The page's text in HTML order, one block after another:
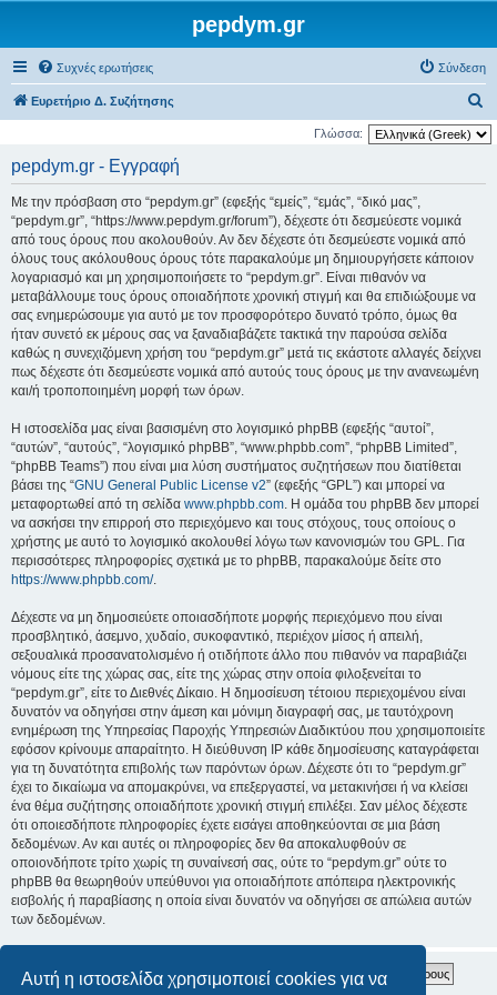
Αυτή η ιστοσελίδα χρησιμοποιεί cookies για να
pepdym.gr
Συχνές ερωτήσεις Σύνδεση
Ευρετήριο Δ. Συζήτησης
ν
Γλώσσα:
pepdym.gr - Εγγραφή
Με την πρόσβαση στο “pepdym.gr” (εφεξής “εμείς”, “εμάς”, “δικό μας”,
“pepdym.gr”, “https://www.pepdym.gr/forum”), δέχεστε ότι δεσμεύεστε νομικά
από τους όρους που ακολουθούν. Αν δεν δέχεστε ότι δεσμεύεστε νομικά από
όλους τους ακόλουθους όρους τότε παρακαλούμε μη δημιουργήσετε κάποιον
λογαριασμό και μη χρησιμοποιήσετε το “pepdym.gr”. Είναι πιθανόν να
μεταβάλλουμε τους όρους οποιαδήποτε χρονική στιγμή και θα επιδιώξουμε να
σας ενημερώσουμε για αυτό με τον προσφορότερο δυνατό τρόπο, όμως θα
ήταν συνετό εκ μέρους σας να ξαναδιαβάζετε τακτικά την παρούσα σελίδα
καθώς η συνεχιζόμενη χρήση του “pepdym.gr” μετά τις εκάστοτε αλλαγές δείχνει
πως δέχεστε ότι δεσμεύεστε νομικά από αυτούς τους όρους με την ανανεωμένη
και/ή τροποποιημένη μορφή των όρων.
Η ιστοσελίδα μας είναι βασισμένη στο λογισμικό phpBB (εφεξής “αυτοί”,
“αυτών”, “αυτούς”, “λογισμικό phpBB”, “www.phpbb.com”, “phpBB Limited”,
“phpBB Teams”) που είναι μια λύση συστήματος συζητήσεων που διατίθεται
βάσει της “GNU General Public License v2” (εφεξής “GPL”) και μπορεί να
μεταφορτωθεί από τη σελίδα www.phpbb.com. Η ομάδα του phpBB δεν μπορεί
να ασκήσει την επιρροή στο περιεχόμενο και τους στόχους, τους οποίους ο
χρήστης με αυτό το λογισμικό ακολουθεί λόγω των κανονισμών του GPL. Για
περισσότερες πληροφορίες σχετικά με το phpBB, παρακαλούμε δείτε στο
https://www.phpbb.com/.
Δέχεστε να μη δημοσιεύετε οποιασδήποτε μορφής περιεχόμενο που είναι
προσβλητικό, άσεμνο, χυδαίο, συκοφαντικό, περιέχον μίσος ή απειλή,
σεξουαλικά προσανατολισμένο ή οτιδήποτε άλλο που πιθανόν να παραβιάζει
νόμους είτε της χώρας σας, είτε της χώρας στην οποία φιλοξενείται το
“pepdym.gr”, είτε το Διεθνές Δίκαιο. Η δημοσίευση τέτοιου περιεχομένου είναι
δυνατόν να οδηγήσει στην άμεση και μόνιμη διαγραφή σας, με ταυτόχρονη
ενημέρωση της Υπηρεσίας Παροχής Υπηρεσιών Διαδικτύου που χρησιμοποιείτε
εφόσον κρίνουμε απαραίτητο. Η διεύθυνση IP κάθε δημοσίευσης καταγράφεται
για τη δυνατότητα επιβολής των παρόντων όρων. Δέχεστε ότι το “pepdym.gr”
έχει το δικαίωμα να απομακρύνει, να επεξεργαστεί, να μετακινήσει ή να κλείσει
ένα θέμα συζήτησης οποιαδήποτε χρονική στιγμή επιλέξει. Σαν μέλος δέχεστε
ότι οποιεσδήποτε πληροφορίες έχετε εισάγει αποθηκεύονται σε μια βάση
δεδομένων. Αν και αυτές οι πληροφορίες δεν θα αποκαλυφθούν σε
οποιονδήποτε τρίτο χωρίς τη συναίνεσή σας, ούτε το “pepdym.gr” ούτε το
phpBB θα θεωρηθούν υπεύθυνοι για οποιαδήποτε απόπειρα ηλεκτρονικής
εισβολής ή παραβίασης η οποία είναι δυνατόν να οδηγήσει σε απώλεια αυτών
των δεδομένων.